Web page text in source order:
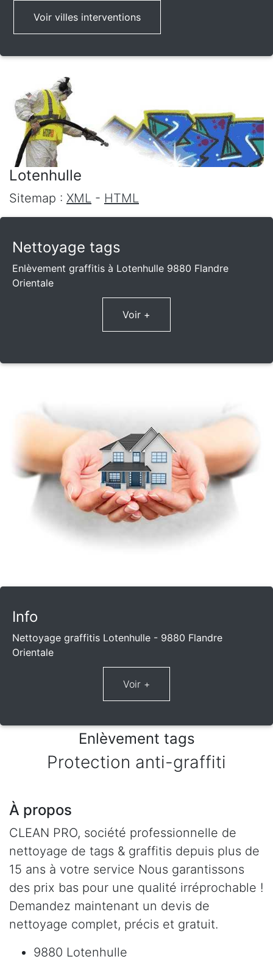
Voir villes interventions
Lotenhulle
Sitemap : XML - HTML
Nettoyage tags
Enlèvement graffitis à Lotenhulle 9880 Flandre
Orientale
Voir +
Info
Nettoyage graffitis Lotenhulle - 9880 Flandre
Orientale
Enlèvement tags
Protection anti-graffiti
À propos
CLEAN PRO, société professionnelle de
nettoyage de tags & graffitis depuis plus de
15 ans à votre service Nous garantissons
des prix bas pour une qualité irréprochable !
Demandez maintenant un devis de
nettoyage complet, précis et gratuit.
9880 Lotenhulle